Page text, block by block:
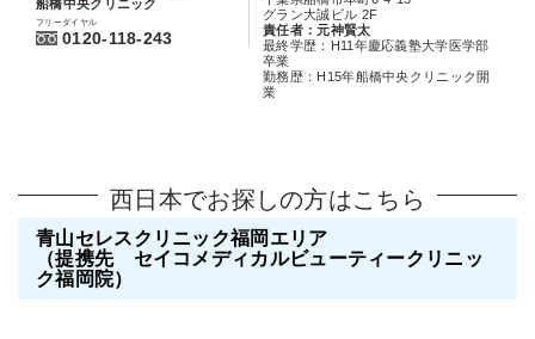
船橋中央クリニック
フリーダイヤル
0120-118-243
グラン大誠ビル 2F
責任者：元神賢太
最終学歴：H11年慶応義塾大学医学部
卒業
勤務歴：H15年船橋中央クリニック開
業
西日本でお探しの方はこちら
青山セレスクリニック福岡エリア
（提携先 セイコメディカルビューティークリニッ
ク福岡院）